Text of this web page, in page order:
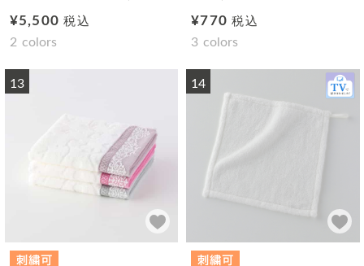
¥5,500税込
2 colors
¥770税込
3 colors
13 14